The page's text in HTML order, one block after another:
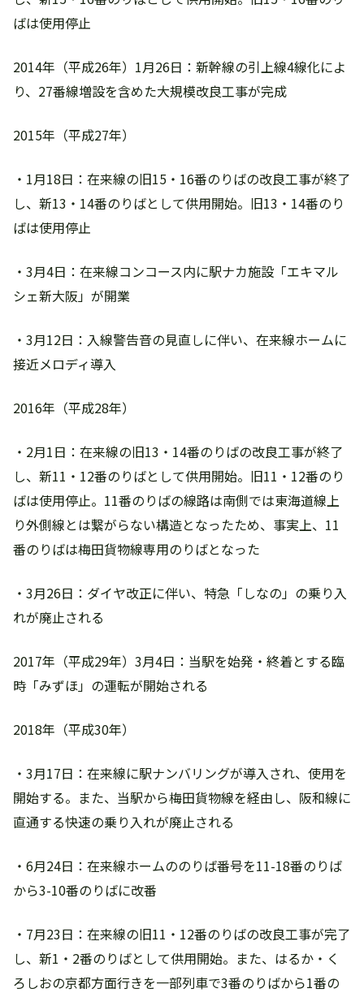
ばは使用停止
2014年（平成26年）1月26日：新幹線の引上線4線化によ
り、27番線増設を含めた大規模改良工事が完成
2015年（平成27年）
・1月18日：在来線の旧15・16番のりばの改良工事が終了
し、新13・14番のりばとして供用開始。旧13・14番のり
ばは使用停止
・3月4日：在来線コンコース内に駅ナカ施設「エキマル
シェ新大阪」が開業
・3月12日：入線警告音の見直しに伴い、在来線ホームに
接近メロディ導入
2016年（平成28年）
・2月1日：在来線の旧13・14番のりばの改良工事が終了
し、新11・12番のりばとして供用開始。旧11・12番のり
ばは使用停止。11番のりばの線路は南側では東海道線上
り外側線とは繋がらない構造となったため、事実上、11
番のりばは梅田貨物線専用のりばとなった
・3月26日：ダイヤ改正に伴い、特急「しなの」の乗り入
れが廃止される
2017年（平成29年）3月4日：当駅を始発・終着とする臨
時「みずほ」の運転が開始される
2018年（平成30年）
・3月17日：在来線に駅ナンバリングが導入され、使用を
開始する。また、当駅から梅田貨物線を経由し、阪和線に
直通する快速の乗り入れが廃止される
・6月24日：在来線ホームののりば番号を11-18番のりば
から3-10番のりばに改番
・7月23日：在来線の旧11・12番のりばの改良工事が完了
し、新1・2番のりばとして供用開始。また、はるか・く
ろしおの京都方面行きを一部列車で3番のりばから1番の